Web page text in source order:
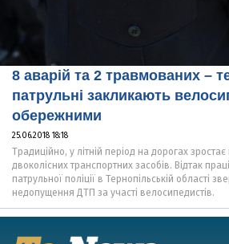
8 аварій та 2 травмованих –
патрульні закликають
обережними
25.06.2018 18:18
Традиційно, у літній період на дорогах зростає
двоколісних транспортних засобів. Відтак
патрульної поліції в Тернопільській області
недопущення ДТП за участі велосипедистів.